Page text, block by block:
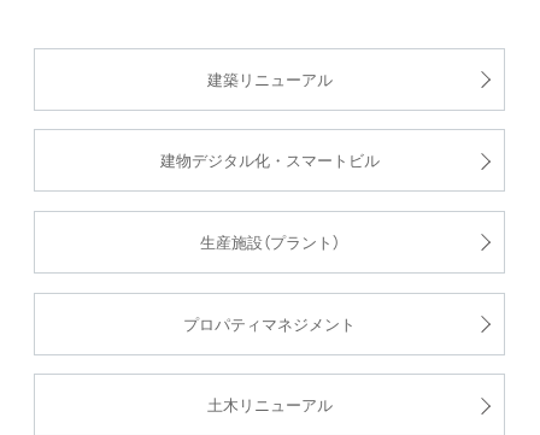
建築リニューアル
建物デジタル化・スマートビル
生産施設（プラント）
プロパティマネジメント
土木リニューアル